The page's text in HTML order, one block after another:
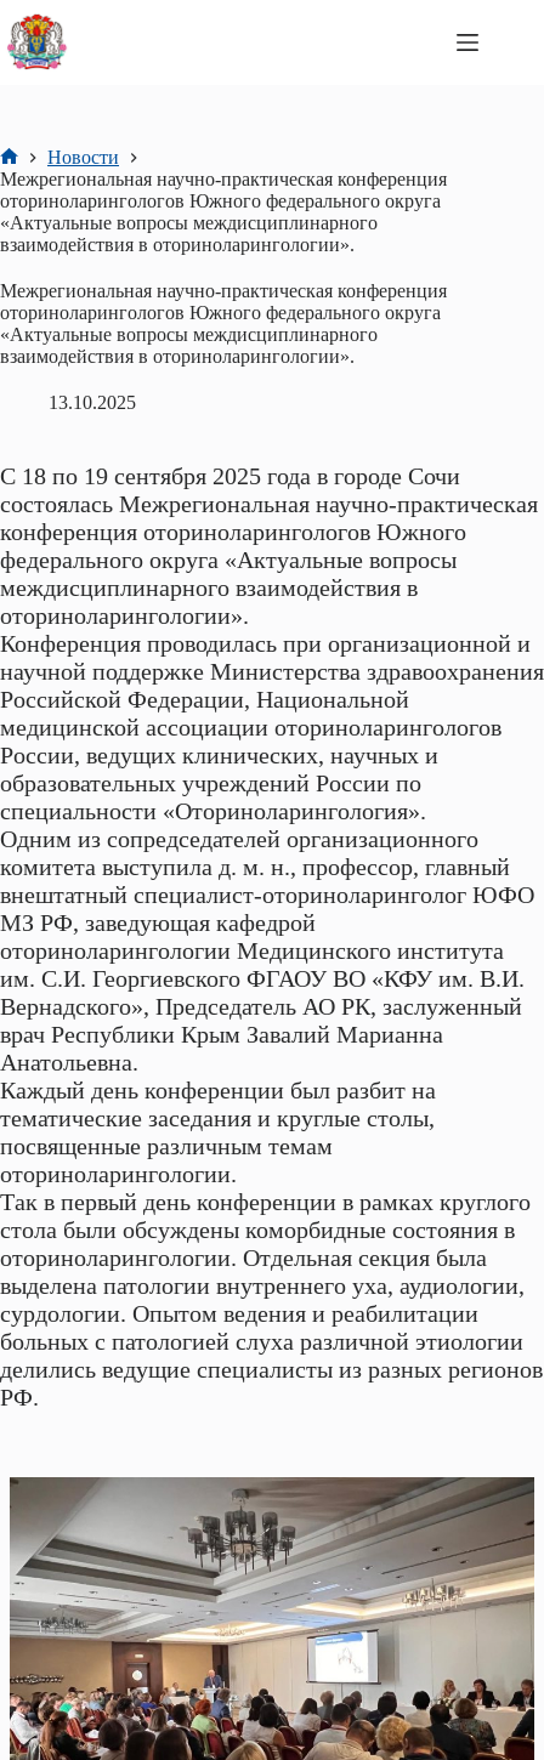
Перейти
сути
Главная
Новости
Межрегиональная научно-практическая конференция
оториноларингологов Южного федерального округа
«Актуальные вопросы междисциплинарного
взаимодействия в оториноларингологии».
Межрегиональная научно-практическая конференция
оториноларингологов Южного федерального округа
«Актуальные вопросы междисциплинарного
взаимодействия в оториноларингологии».
13.10.2025
С 18 по 19 сентября 2025 года в городе Сочи
состоялась Межрегиональная научно-практическая
конференция оториноларингологов Южного
федерального округа «Актуальные вопросы
междисциплинарного взаимодействия в
оториноларингологии».
Конференция проводилась при организационной и
научной поддержке Министерства здравоохранения
Российской Федерации, Национальной
медицинской ассоциации оториноларингологов
России, ведущих клинических, научных и
образовательных учреждений России по
специальности «Оториноларингология».
Одним из сопредседателей организационного
комитета выступила д. м. н., профессор, главный
внештатный специалист-оториноларинголог ЮФО
МЗ РФ, заведующая кафедрой
оториноларингологии Медицинского института
им. С.И. Георгиевского ФГАОУ ВО «КФУ им. В.И.
Вернадского», Председатель АО РК, заслуженный
врач Республики Крым Завалий Марианна
Анатольевна.
Каждый день конференции был разбит на
тематические заседания и круглые столы,
посвященные различным темам
оториноларингологии.
Так в первый день конференции в рамках круглого
стола были обсуждены коморбидные состояния в
оториноларингологии. Отдельная секция была
выделена патологии внутреннего уха, аудиологии,
сурдологии. Опытом ведения и реабилитации
больных с патологией слуха различной этиологии
делились ведущие специалисты из разных регионов
РФ.